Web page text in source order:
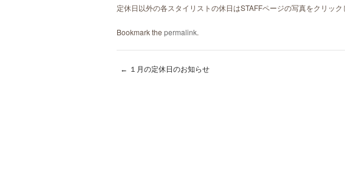
定休日以外の各スタイリストの休日はSTAFFページの写真をクリック
Bookmark the permalink.
← １月の定休日のお知らせ